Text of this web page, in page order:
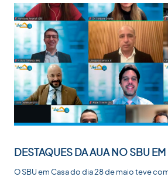
DESTAQUES DA AUA NO SBU
O SBU em Casa do dia 28 de maio teve